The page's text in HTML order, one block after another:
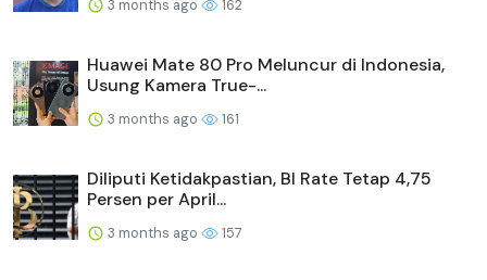
3 months ago 162
Huawei Mate 80 Pro Meluncur di Indonesia,
Usung Kamera True-...
3 months ago 161
Diliputi Ketidakpastian, BI Rate Tetap 4,75
Persen per April...
3 months ago 157